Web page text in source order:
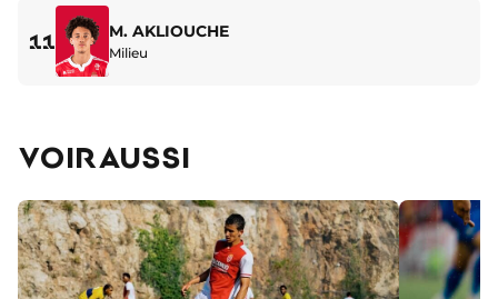
11 M. AKLIOUCHE
Milieu
VOIR AUSSI